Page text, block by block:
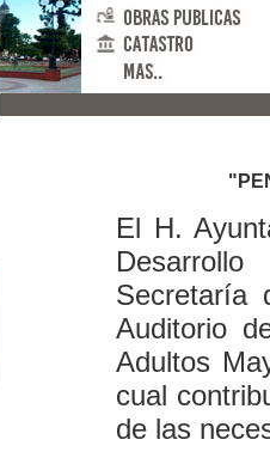
El H.
Secretaría
Auditorio
Adultos
cual
de las